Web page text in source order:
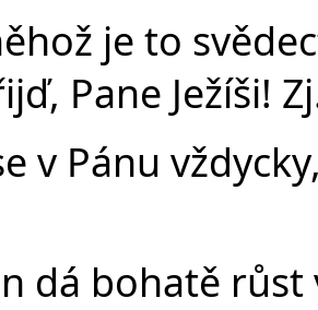
je to
Pane Ježíši!
v Pánu
dá bohatě růst